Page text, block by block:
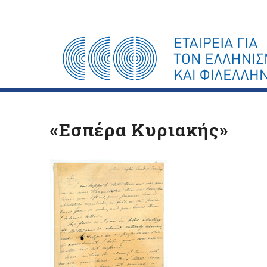
«Εσπέρα Κυριακής»